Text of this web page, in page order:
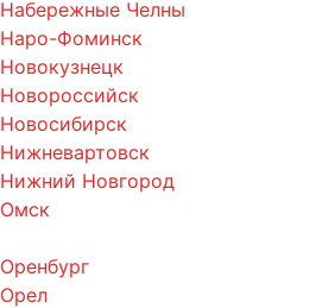
Набережные Челны
Наро-Фоминск
Новокузнецк
Новороссийск
Новосибирск
Нижневартовск
Нижний Новгород
Омск
Оренбург
Орел